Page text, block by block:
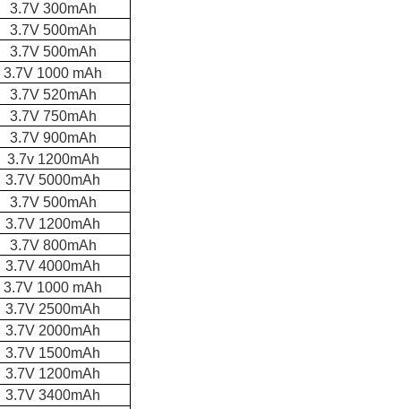
3.7V 300mAh
3.7V 500mAh
3.7V 500mAh
3.7V 1000 mAh
3.7V 520mAh
3.7V 750mAh
3.7V 900mAh
3.7v 1200mAh
3.7V 5000mAh
3.7V 500mAh
3.7V 1200mAh
3.7V 800mAh
3.7V 4000mAh
3.7V 1000 mAh
3.7V 2500mAh
3.7V 2000mAh
3.7V 1500mAh
3.7V 1200mAh
3.7V 3400mAh